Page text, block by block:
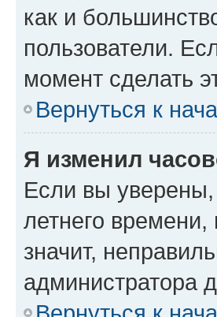
как и
пользователи.
момент сделать
Вернуться к
Я изменил
Если вы уверены,
летнего
значит,
администратора